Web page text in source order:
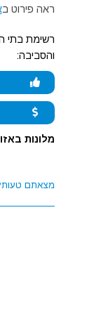
ראה פירוט ב
רשימת בתי
והסביבה:
מלונות
מצאתם